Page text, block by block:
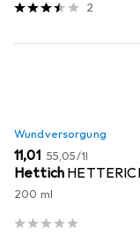
2
Wundversorgung
EUR
11,01 EUR
55,05/1l
Hettich
200 ml